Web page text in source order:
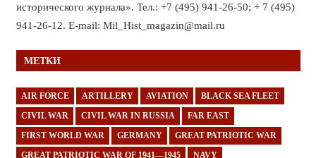
исторического журнала». Тел.: +7 (495) 941-26-50; + 7 (495)
941-26-12. E-mail: Mil_Hist_magazin@mail.ru
МЕТКИ
AIR FORCE ARTILLERY AVIATION BLACK SEA FLEET
CIVIL WAR CIVIL WAR IN RUSSIA FAR EAST
FIRST WORLD WAR GERMANY GREAT PATRIOTIC WAR
GREAT PATRIOTIC WAR OF 1941—1945 NAVY